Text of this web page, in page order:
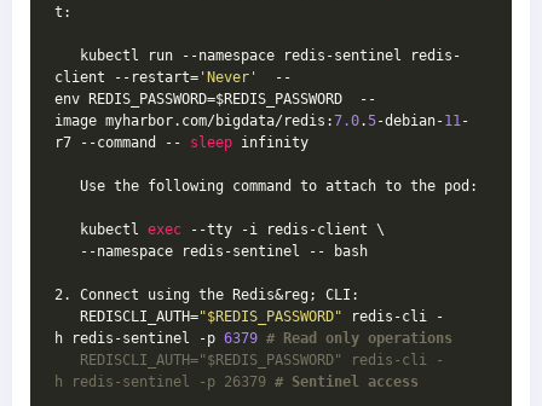
t:
kubectl run --namespace redis-sentinel redis-
client --restart= 'Never'
--
env REDIS_PASSWORD=$REDIS_PASSWORD  --
image myharbor.com/bigdata/redis:7.0.5-debian-11 -
r7 --command -- sleep infinity
Use the following command to attach to the pod:
kubectl exec --tty -i redis-client \
--namespace redis-sentinel -- bash
2. Connect using the Redis&reg; CLI:
REDISCLI_AUTH="$REDIS_PASSWORD" redis-cli -
h redis-sentinel -p 6379 # Read only operations
REDISCLI_AUTH="$REDIS_PASSWORD" redis-cli -
h redis-sentinel -p 26379 # Sentinel access